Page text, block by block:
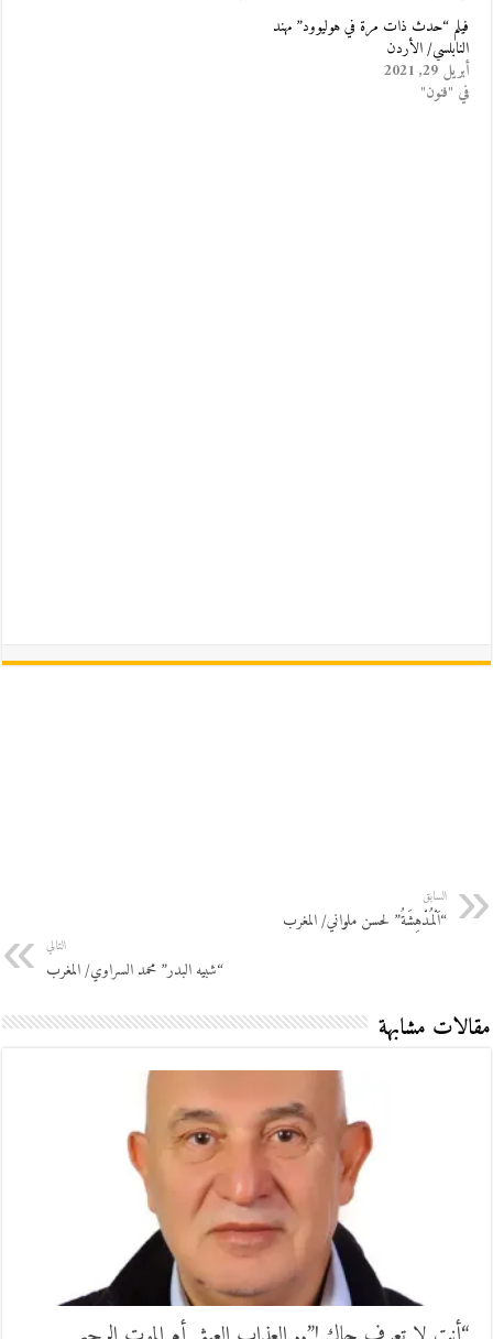
فيلم “حدث ذات مرة في هوليوود” مهند
النابلسي/ الأردن
أبريل 29, 2021
في "فنون"
السابق
“اَلْمُدْهِشَةُ” لحسن ملواني/ المغرب
التالي
“شبيه البدر” محمد السراوي/ المغرب
مقالات مشابهة